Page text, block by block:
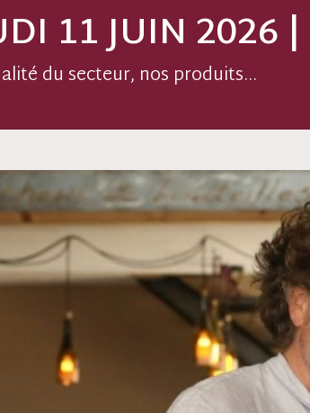
11 JUIN 2026
du secteur, nos produits...